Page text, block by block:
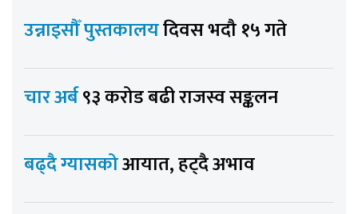
उन्नाइसौँ पुस्तकालयदिवस भदौ १५ गते
चार अर्ब९३ करोड बढी राजस्व सङ्कलन
बढ्दै ग्यासकोआयात, हट्दै अभाव